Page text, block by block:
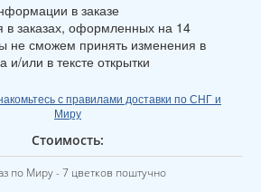
в заказе
заказах, оформленных на 14
не сможем принять изменения в
и/или в тексте открытки
с правилами доставки по СНГ и
Миру
Стоимость:
по Миру - 7 цветков поштучно